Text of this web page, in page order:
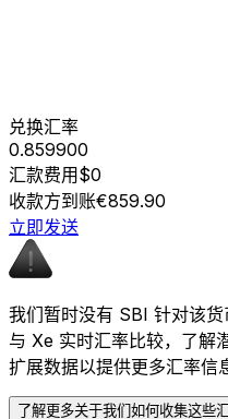
兑换汇率
0.859900
汇款费用$0
收款方到账€859.90
立即发送
我们暂时没有 SBI 针对该
与 Xe 实时汇率比较，了解
扩展数据以提供更多汇率信
了解更多关于我们如何收集这些